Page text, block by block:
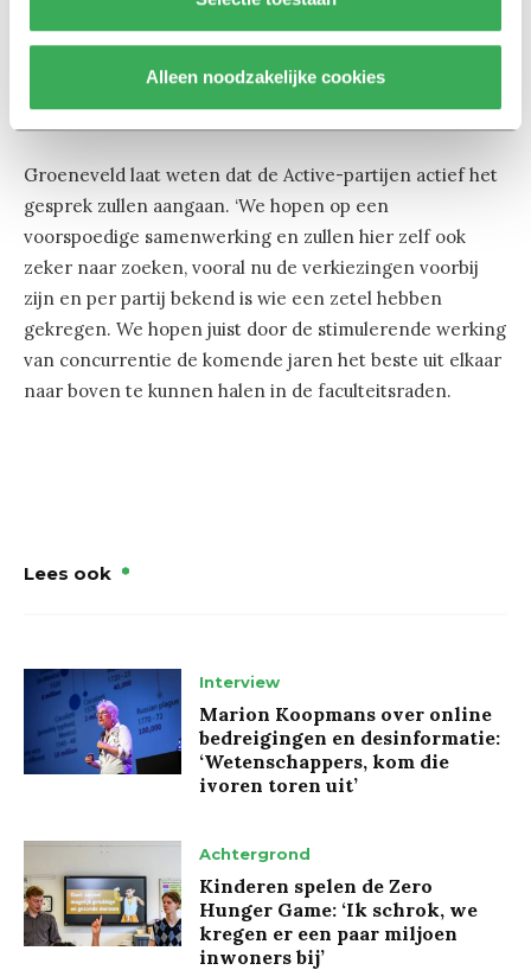
Alleen noodzakelijke cookies
een pikant punt, want de bestaande facultaire partijen
lieten eerder weten dat ze nietblijwaren met de
Active-partijen van Fractie Front.
Groeneveld laat weten dat de Active-partijen actief het
gesprek zullen aangaan. ‘We hopen op een
voorspoedige samenwerking en zullen hier zelf ook
zeker naar zoeken, vooral nu de verkiezingen voorbij
zijn en per partij bekend is wie een zetel hebben
gekregen. We hopen juist door de stimulerende werking
van concurrentie de komende jaren het beste uit elkaar
naar boven te kunnen halen in de faculteitsraden.
Lees ook
Interview
Marion Koopmans over online
bedreigingen en desinformatie:
‘Wetenschappers, kom die
ivoren toren uit’
Achtergrond
Kinderen spelen de Zero
Hunger Game: ‘Ik schrok, we
kregen er een paar miljoen
inwoners bij’